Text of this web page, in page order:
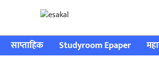
साप्ताहिक Studyroom Epaper